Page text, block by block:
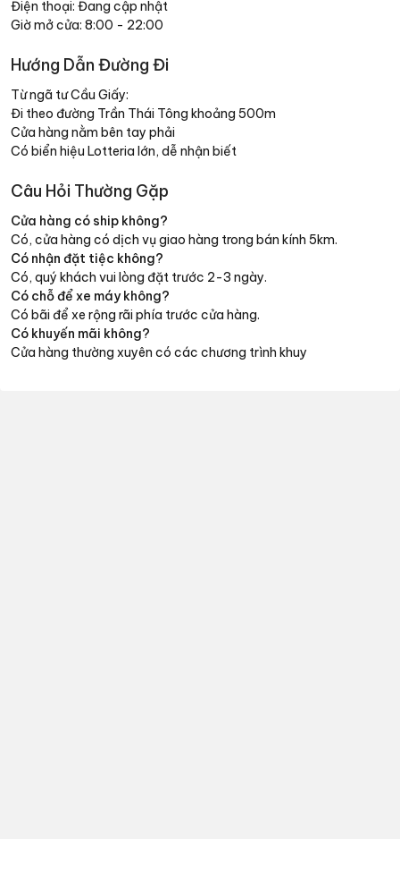
Điện thoại: Đang cập nhật
Giờ mở cửa: 8:00 - 22:00
Hướng Dẫn Đường Đi
Từ ngã tư Cầu Giấy:
Đi theo đường Trần Thái Tông khoảng 500m
Cửa hàng nằm bên tay phải
Có biển hiệu Lotteria lớn, dễ nhận biết
Câu Hỏi Thường Gặp
Cửa hàng có ship không?
Có, cửa hàng có dịch vụ giao hàng trong bán kính 5km.
Có nhận đặt tiệc không?
Có, quý khách vui lòng đặt trước 2-3 ngày.
Có chỗ để xe máy không?
Có bãi để xe rộng rãi phía trước cửa hàng.
Có khuyến mãi không?
Cửa hàng thường xuyên có các chương trình khuy